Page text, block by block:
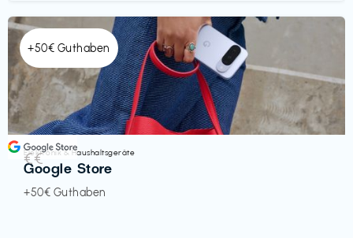
+50€ Guthaben
Elektronik & Haushaltsgeräte
Google Store
+50€ Guthaben
€€‎